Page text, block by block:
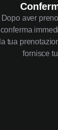
Dopo aver
conferma
la tua
fornisce